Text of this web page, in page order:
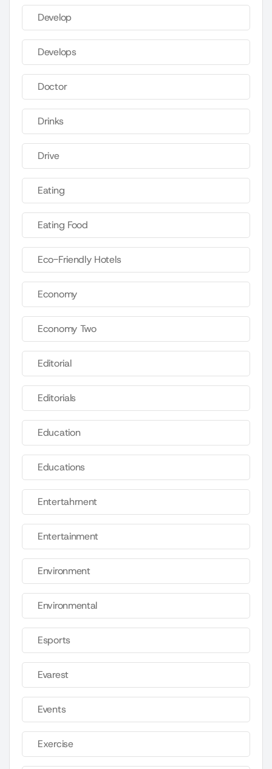
Develop
Develops
Doctor
Drinks
Drive
Eating
Eating Food
Eco-Friendly Hotels
Economy
Economy Two
Editorial
Editorials
Education
Educations
Entertahrnent
Entertainment
Environment
Environmental
Esports
Evarest
Events
Exercise